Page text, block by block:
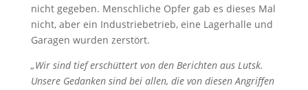
nicht gegeben. Menschliche Opfer gab es dieses Mal
nicht, aber ein Industriebetrieb, eine Lagerhalle und
Garagen wurden zerstört.
„Wir sind tief erschüttert von den Berichten aus Lutsk.
Unsere Gedanken sind bei allen, die von diesen Angriffen